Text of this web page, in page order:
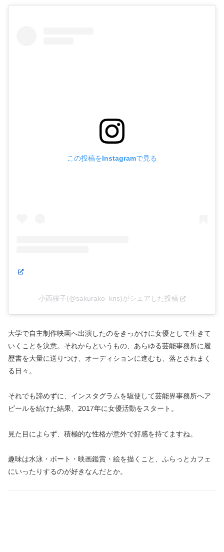
この投稿をInstagramで見る
小西桜子(@sakurako_kns)がシェアした投稿
大学で自主制作映画へ出演したのをきっかけに女優として生きて
いくことを決意。それからというもの、あらゆる芸能事務所に履
歴書を大量に送りつけ、オーディションに進むも、落とされまく
る日々。
それでも諦めずに、インスタグラムを駆使して芸能界事務所へア
ピールを続けた結果、2017年に女優活動をスタート。
見た目によらず、積極的な性格が意外で好感を持てますね。
趣味は水泳・ボート・映画鑑賞・絵を描くこと、ふらっとカフェ
にいったりするのが好きなんだとか。